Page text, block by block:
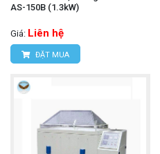
AS-150B (1.3kW)
Giá: Liên hệ
ĐẶT MUA